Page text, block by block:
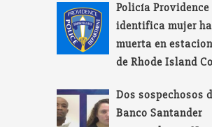
Policía Providence
identifica mujer
muerta en
de Rhode Island
Dos sospechosos
Banco Santander